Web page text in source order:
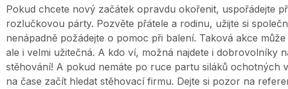
Pokud chcete nový začátek opravdu okořenit, uspořádejte
rozlučkovou párty. Pozvěte přátele a rodinu, užijte si
nenápadně požádejte o pomoc při balení. Taková akce
ale i velmi užitečná. A kdo ví, možná najdete i dobrovolníky
stěhování! A pokud nemáte po ruce partu siláků ochotných
na čase začít hledat stěhovací firmu. Dejte si pozor na